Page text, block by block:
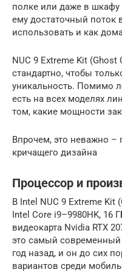
полке или даже в
ему достаточный поток
использовать и как
NUC 9 Extreme Kit
стандартно, чтобы
уникальность. Помимо
есть на всех моделях
том, какие мощности
Впрочем, это неважно –
кричащего дизайна
Процессор и
В Intel NUC 9 Extreme Kit
Intel Core i9–9980HK, 16
видеокарта Nvidia RTX
это самый
год назад, и он до сих
вариантов среди